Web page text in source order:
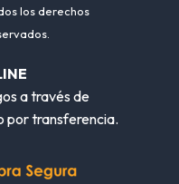
los derechos
a través de
por transferencia.